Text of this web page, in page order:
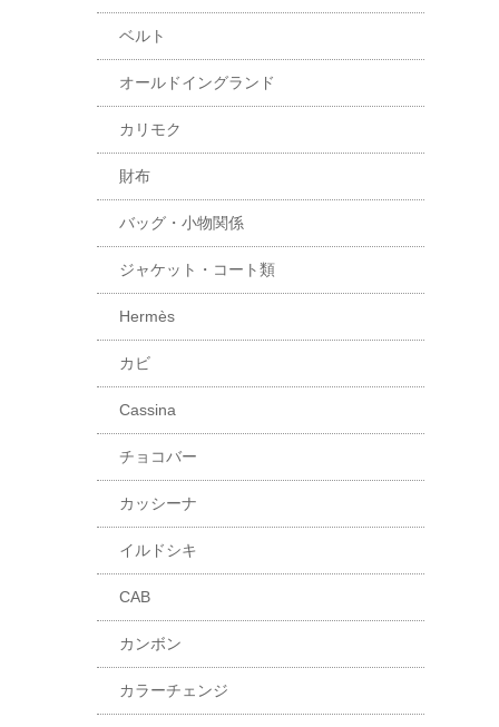
ベルト
オールドイングランド
カリモク
財布
バッグ・小物関係
ジャケット・コート類
Hermès
カビ
Cassina
チョコバー
カッシーナ
イルドシキ
CAB
カンボン
カラーチェンジ